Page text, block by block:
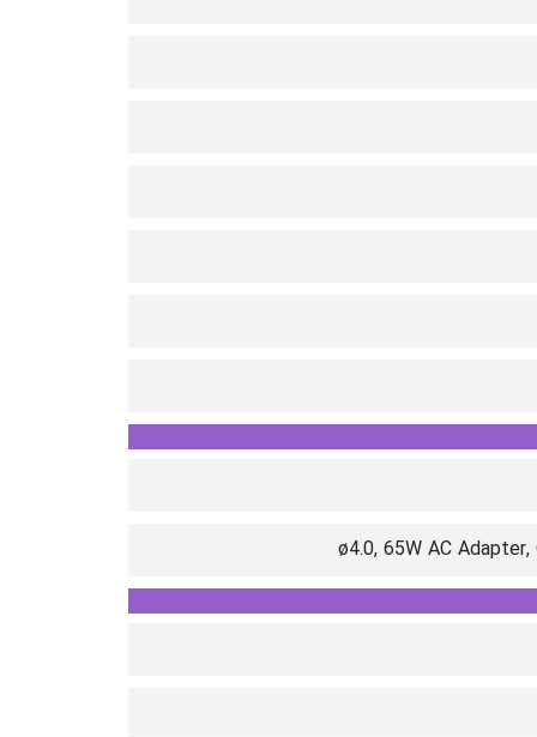
ø4.0, 65W AC